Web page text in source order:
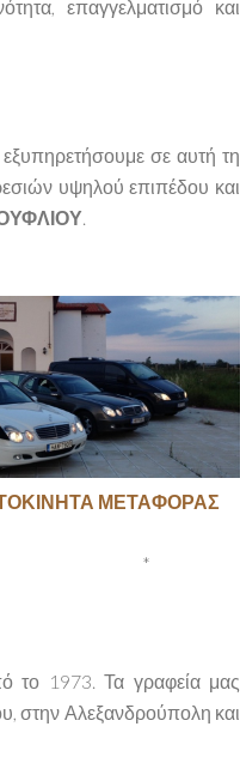
επαγγελματισμό και
σε αυτή τη
υψηλού επιπέδου και
.
ΜΕΤΑΦΟΡΑΣ
το 1973. Τα γραφεία μας
στην Αλεξανδρούπολη και